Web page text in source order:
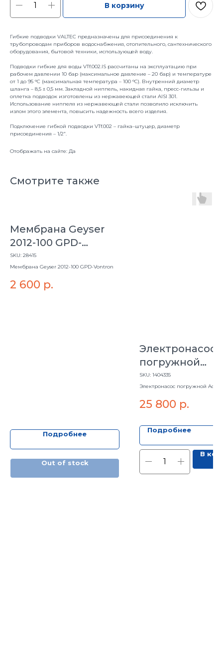
В корзину
Гибкие подводки VALTEC предназначены для присоединения к
трубопроводам приборов водоснабжения, отопительного, сантехнического
оборудования, бытовой техники, использующей воду.
Подводки гибкие для воды VTf.002.IS рассчитаны на эксплуатацию при
рабочем давлении 10 бар (максимальное давление – 20 бар) и температуре
от 1 до 95 °C (максимальная температура – 100 °C). Внутренний диаметр
шланга – 8,5 ± 0,5 мм. Закладной ниппель, накидная гайка, пресс-гильзы и
оплетка подводок изготовлены из нержавеющей стали AISI 301.
Использование ниппеля из нержавеющей стали позволило исключить
излом этого элемента, повысить надежность всего изделия.
Подключение гибкой подводки VTf.002 – гайка–штуцер, диаметр
присоединения – 1/2”.
Отображать на сайте: Да
Смотрите также
Мембрана Geyser
2012-100 GPD-
Vontron
SKU: 28415
Мембрана Geyser 2012-100 GPD-Vontron
2 600 р.
Подробнее
Out of stock
Электронасос
погружной
Aquatechnica
ПОТОК 3 60-105
SKU: 1404335
Электронасос погружной
25 800 р.
Подробнее
В